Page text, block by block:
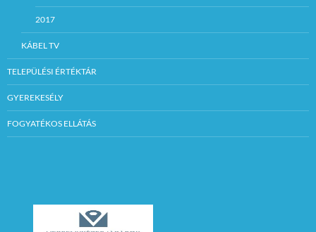
2017
KÁBEL TV
TELEPÜLÉSI ÉRTÉKTÁR
GYEREKESÉLY
FOGYATÉKOS ELLÁTÁS